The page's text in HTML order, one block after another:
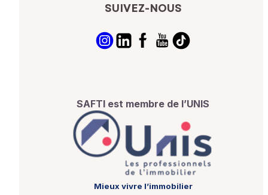
SUIVEZ-NOUS
SAFTI est membre de l’UNIS
Mieux vivre l’immobilier